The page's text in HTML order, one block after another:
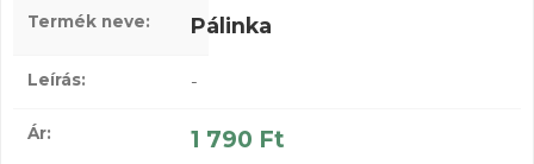
Pálinka
-
1 790 Ft